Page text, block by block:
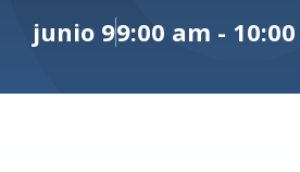
junio 99:00 am -